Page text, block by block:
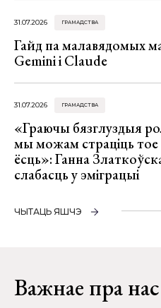
31.07.2026 ГРАМАДСТВА
Гайд па малавядомых
Gemini і Claude
31.07.2026 ГРАМАДСТВА
«Граючы бязглуздыя
мы можам страціць
ёсць»: Ганна
слабасць у эміграцыі
ЧЫТАЦЬ ЯШЧЭ
Важнае пра нас